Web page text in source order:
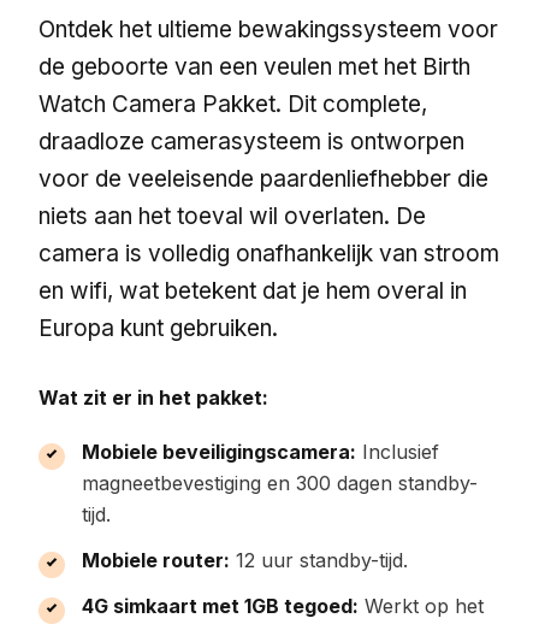
Ontdek het ultieme bewakingssysteem voor
de geboorte van een veulen met het Birth
Watch Camera Pakket. Dit complete,
draadloze camerasysteem is ontworpen
voor de veeleisende paardenliefhebber die
niets aan het toeval wil overlaten. De
camera is volledig onafhankelijk van stroom
en wifi, wat betekent dat je hem overal in
Europa kunt gebruiken.
Wat zit er in het pakket:
Mobiele beveiligingscamera: Inclusief
magneetbevestiging en 300 dagen standby-
tijd.
Mobiele router: 12 uur standby-tijd.
4G simkaart met 1GB tegoed: Werkt op het